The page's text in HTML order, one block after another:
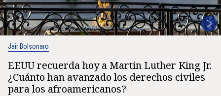
Jair Bolsonaro
EEUU recuerda hoy a Martin Luther King Jr.
¿Cuánto han avanzado los derechos civiles
para los afroamericanos?